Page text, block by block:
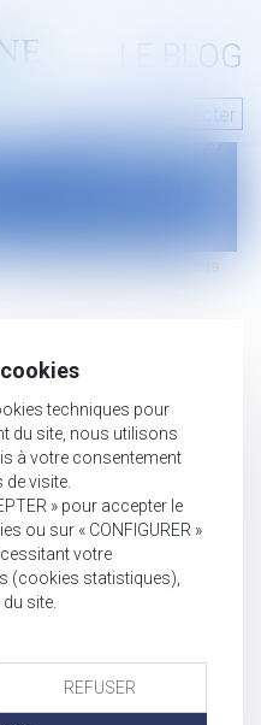
LE BLOG
Nous contacter
Mentions légales
techniques pour
du site, nous utilisons
à votre consentement
visite.
» pour accepter le
ou sur « CONFIGURER »
votre
(cookies statistiques),
site.
REFUSER